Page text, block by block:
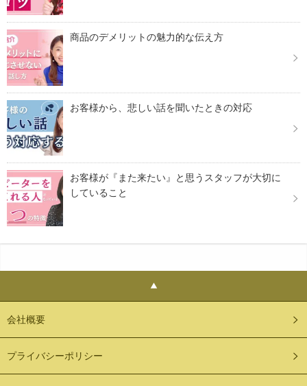
商品のデメリットの魅力的な伝え方
お客様から、悲しい話を聞いたときの対応
お客様が『また来たい』と思うスタッフが大切に
していること
会社概要
プライバシーポリシー